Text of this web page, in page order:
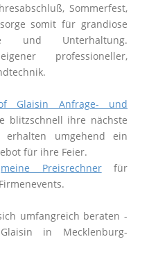
Sommerfest,
somit für grandiose
und Unterhaltung.
professioneller,
Glaisin Anfrage- und
blitzschnell ihre nächste
umgehend ein
für ihre Feier.
meine Preisrechnerfür
umfangreich beraten -
in Mecklenburg-